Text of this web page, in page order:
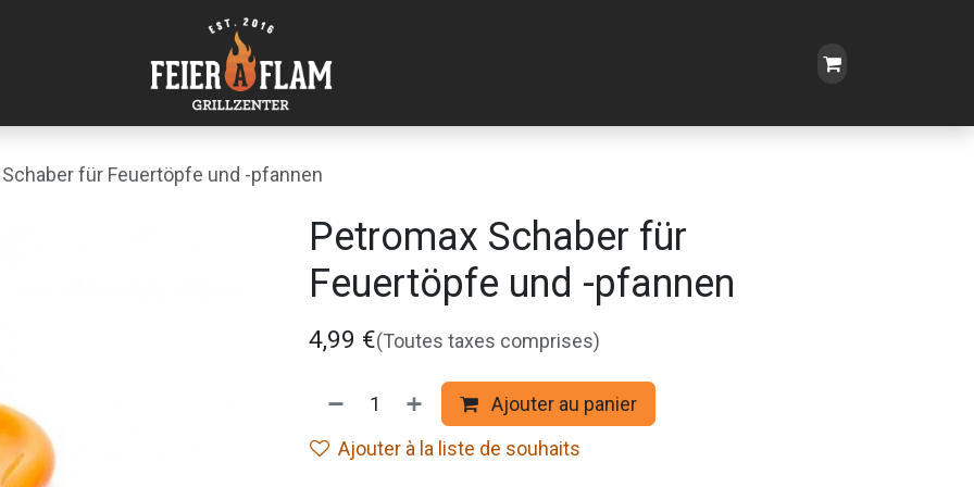
für Feuertöpfe und -pfannen
Petromax Schaber für
Feuertöpfe und -pfannen
4,99 €(Toutes taxes comprises)
Ajouter au panier
Ajouter à la liste de souhaits